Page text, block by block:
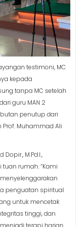
testimoni, MC
kepada
tanpa MC setelah
guru MAN 2
penutup dari
Prof. Muhammad Ali
M.Pd.I.,
rumah. “Kami
penguatan spiritual
untuk mencetak
tinggi, dan
terapi harian